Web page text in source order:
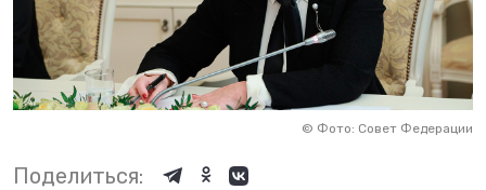
© Фото: Совет Федерации
Поделиться: